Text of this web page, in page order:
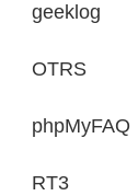
geeklog
OTRS
phpMyFAQ
RT3